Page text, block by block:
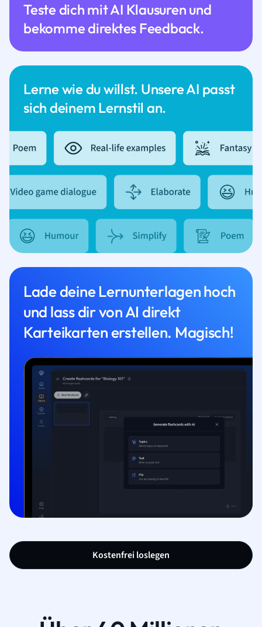
Lerne wie du willst. Unsere AI passt
sich deinem Lernstil an.
Teste dich mit AI Klausuren und
bekomme direktes Feedback.
Lade deine Lernunterlagen hoch
und lass dir von AI direkt
Karteikarten erstellen. Magisch!
Kostenfrei loslegen